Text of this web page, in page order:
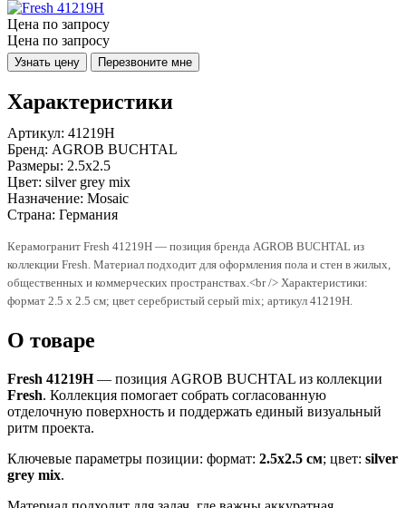
Цена по запросу
Цена по запросу
Узнать цену Перезвоните мне
Характеристики
Артикул: 41219H
Бренд: AGROB BUCHTAL
Размеры: 2.5x2.5
Цвет: silver grey mix
Назначение: Mosaic
Страна: Германия
Керамогранит Fresh 41219H — позиция бренда AGROB BUCHTAL из
коллекции Fresh. Материал подходит для оформления пола и стен в жилых,
общественных и коммерческих пространствах.<br /> Характеристики:
формат 2.5 x 2.5 см; цвет серебристый серый mix; артикул 41219H.
О товаре
Fresh 41219H— позиция AGROB BUCHTAL из коллекции
Fresh. Коллекция помогает собрать согласованную
отделочную поверхность и поддержать единый визуальный
ритм проекта.
Ключевые параметры позиции: формат: 2.5x2.5 см; цвет: silver
grey mix.